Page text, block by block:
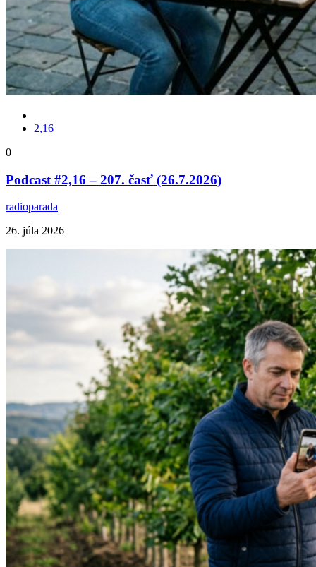
2,16
0
Podcast #2,16 – 207. časť (26.7.2026)
radioparada
26. júla 2026